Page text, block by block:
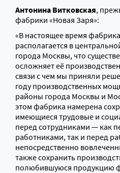
Антонина Витковская,
фабрики «Новая Заря»:
«В настоящее время
располагается в
города Москвы, что
осложняет её
связи с чем мы приняли
году производственных
районы города Москвы и
этом фабрика намерена
имеющиеся трудовые и
перед сотрудниками — как
работниками, так и перед
непосредственно
также сохранить
полюбившуюся продукцию